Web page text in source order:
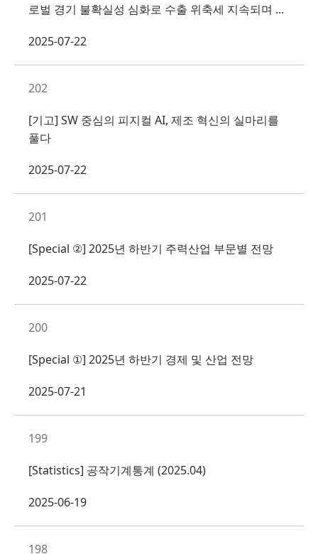
로벌 경기 불확실성 심화로 수출 위축세 지속되며 ...
2025-07-22
202
[기고] SW 중심의 피지컬 AI, 제조 혁신의 실마리를
풀다
2025-07-22
201
[Special ②] 2025년 하반기 주력산업 부문별 전망
2025-07-22
200
[Special ①] 2025년 하반기 경제 및 산업 전망
2025-07-21
199
[Statistics] 공작기계통계 (2025.04)
2025-06-19
198